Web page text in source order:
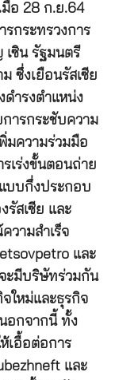
มื่อ 28 ก.ย.64
รกระทรวงการ
เซิน รัฐมนตรี
ซึ่งเยือนรัสเซีย
ดำรงตำแหน่ง
ารกระชับความ
มความร่วมมือ
เร่งขั้นตอนถ่าย
แบบกึ่งประกอบ
รัสเซีย และ
วามสำเร็จ
และ
ะมีบริษัทร่วมกัน
ใหม่และธุรกิจ
อกจากนี้ ทั้ง
เอื้อต่อการ
และ